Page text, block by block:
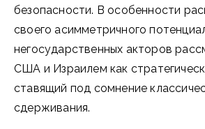
безопасности. В особенности
своего асимметричного
негосударственных акторов
США и Израилем как
ставящий под сомнение
сдерживания.